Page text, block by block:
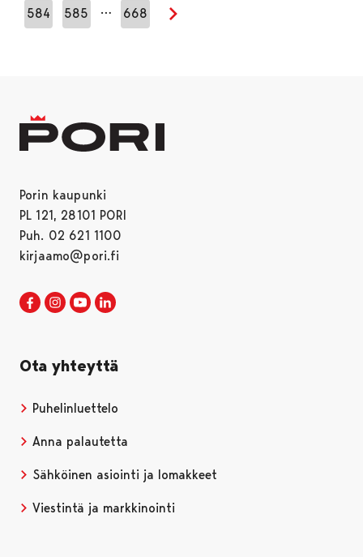
584 585 … 668
Seuraava sivu
Porin kaupunki
PL 121, 28101 PORI
Puh. 02 621 1100
kirjaamo@pori.fi
Porin kaupunki Facebookissa
Avautuu uudessa välilehdessä
Porin kaupunki Instagramissa
Avautuu uudessa välilehdessä
Porin kaupunki Youtubessa
Avautuu uudessa välilehdessä
Ota yhteyttä
Puhelinluettelo
Anna palautetta
Sähköinen asiointi ja lomakkeet
Viestintä ja markkinointi